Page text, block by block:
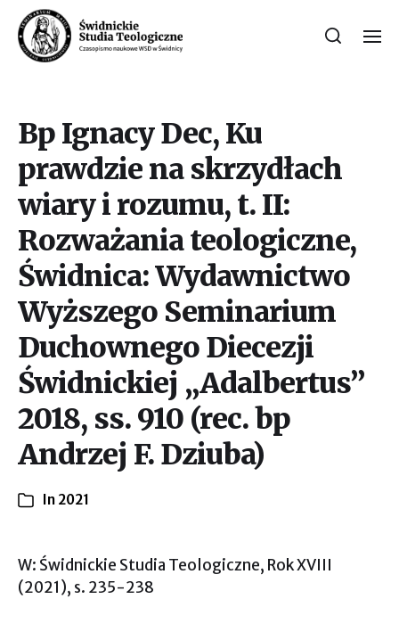
Bp Ignacy Dec, Ku
prawdzie na skrzydłach
wiary i rozumu, t. II:
Rozważania teologiczne,
Świdnica: Wydawnictwo
Wyższego Seminarium
Duchownego Diecezji
Świdnickiej „Adalbertus”
2018, ss. 910 (rec. bp
Andrzej F. Dziuba)
In 2021
W: Świdnickie Studia Teologiczne, Rok XVIII
(2021), s. 235-238